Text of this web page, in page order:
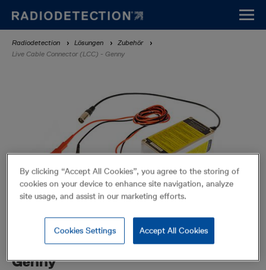
zum
Inhalt
Breadcrumb
Radiodetection Lösungen
Zubehör
Live Cable Connector (LCC) - Genny
Live Cable Connector (LCC) -
Genny
By clicking “Accept All Cookies”, you agree to the storing of
cookies on your device to enhance site navigation, analyze
site usage, and assist in our marketing efforts.
Accept All Cookies
Cookies Settings